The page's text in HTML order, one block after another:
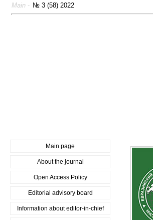
Main - № 3 (58) 2022
Main page
About the journal
Open Access Policy
Editorial advisory board
Information about editor-in-chief